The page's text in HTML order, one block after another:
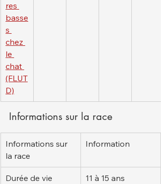
res
basse
s
chez
le
chat
(FLUT
D)
Informations sur la race
Informations sur
la race
Information
Durée de vie
11 à 15 ans